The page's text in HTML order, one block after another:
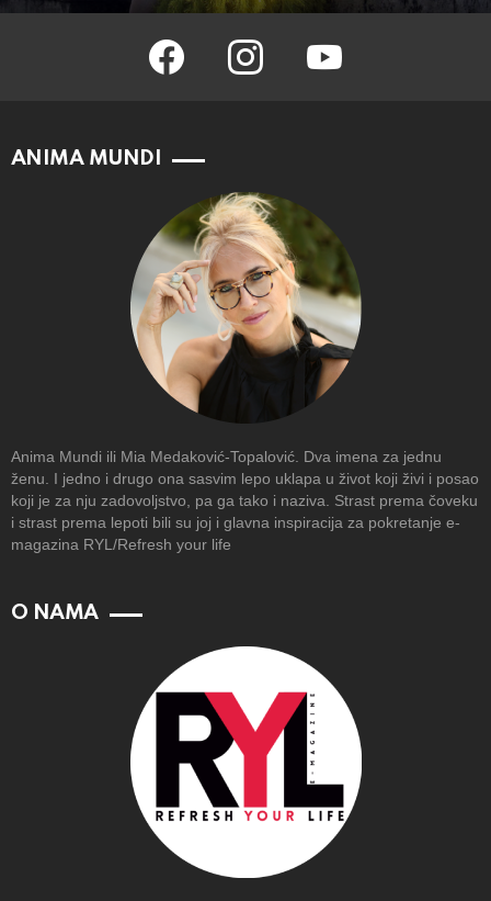
facebook instagram youtube
ANIMA MUNDI
Anima Mundi ili Mia Medaković-Topalović. Dva imena za jednu
ženu. I jedno i drugo ona sasvim lepo uklapa u život koji živi i posao
koji je za nju zadovoljstvo, pa ga tako i naziva. Strast prema čoveku
i strast prema lepoti bili su joj i glavna inspiracija za pokretanje e-
magazina RYL/Refresh your life
O NAMA